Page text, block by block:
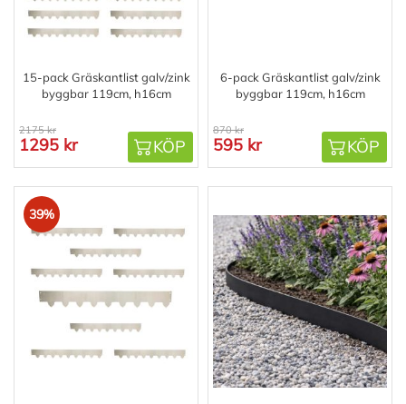
15-pack Gräskantlist galv/zink
byggbar 119cm, h16cm
2175 kr
1295 kr KÖP
6-pack Gräskantlist galv/zink
byggbar 119cm, h16cm
870 kr
595 kr KÖP
39%